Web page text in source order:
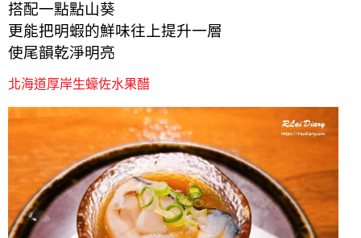
搭配一點點山葵
更能把明蝦的鮮味往上提升一層
使尾韻乾淨明亮
北海道厚岸生蠔佐水果醋